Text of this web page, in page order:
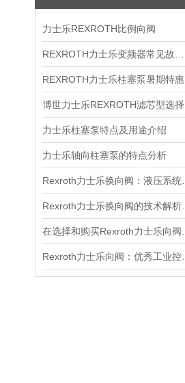
力士乐REXROTH比例向阀
REXROTH力士乐柱塞泵暑期特惠
博世力士乐REXROTH滤芯型选择
力士乐柱塞泵特点及用途介绍
力士乐轴向柱塞泵的特点分析